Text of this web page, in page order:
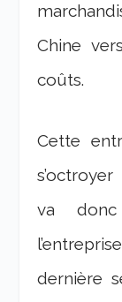
Chine
coûts.
Cette
va
dernière